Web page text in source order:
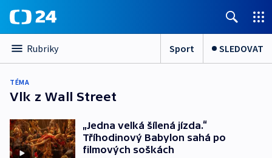
Rubriky Sport SLEDOVAT
TÉMA
Vlk z Wall Street
„Jedna velká šílená jízda.“
Tříhodinový Babylon sahá po
filmových soškách